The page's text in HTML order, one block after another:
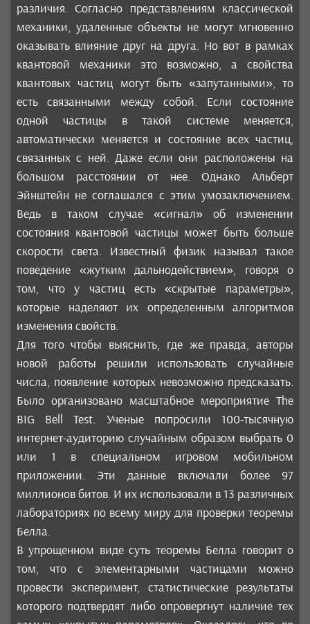
различия. Согласно представлениям классической
механики, удаленные объекты не могут мгновенно
оказывать влияние друг на друга. Но вот в рамках
квантовой механики это возможно, а свойства
квантовых частиц могут быть «запутанными», то
есть связанными между собой. Если состояние
одной частицы в такой системе меняется,
автоматически меняется и состояние всех частиц,
связанных с ней. Даже если они расположены на
большом расстоянии от нее. Однако Альберт
Эйнштейн не соглашался с этим умозаключением.
Ведь в таком случае «сигнал» об изменении
состояния квантовой частицы может быть больше
скорости света. Известный физик называл такое
поведение «жутким дальнодействием», говоря о
том, что у частиц есть «скрытые параметры»,
которые наделяют их определенным алгоритмов
изменения свойств.
Для того чтобы выяснить, где же правда, авторы
новой работы решили использовать случайные
числа, появление которых невозможно предсказать.
Было организовано масштабное мероприятие The
BIG Bell Test. Ученые попросили 100-тысячную
интернет-аудиторию случайным образом выбрать 0
или 1 в специальном игровом мобильном
приложении. Эти данные включали более 97
миллионов битов. И их использовали в 13 различных
лабораториях по всему миру для проверки теоремы
Белла.
В упрощенном виде суть теоремы Белла говорит о
том, что с элементарными частицами можно
провести эксперимент, статистические результаты
которого подтвердят либо опровергнут наличие тех